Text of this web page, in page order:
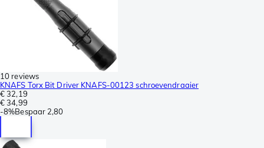
10 reviews
KNAFS Torx Bit Driver KNAFS-00123 schroevendraaier
€ 32,19
€ 34,99
-8%Bespaar 2,80